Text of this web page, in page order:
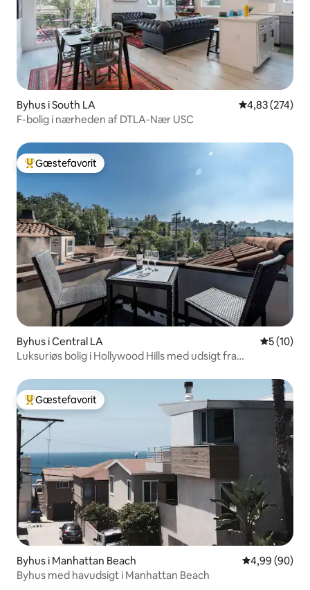
Byhus i South LA 4,83 ud af 5 i
4,83 (274)
F-bolig i nærheden af DTLA-Nær USC
Bedste gæstefavorit
Gæstefavorit
Byhus i Central LA 5 ud af 5 i
5 (10)
Luksuriøs bolig i Hollywood Hills med udsigt fra
Bedste gæstefavorit
Gæstefavorit
Byhus i Manhattan Beach 4,99 ud af 5 i
4,99 (90)
Byhus med havudsigt i Manhattan Beach